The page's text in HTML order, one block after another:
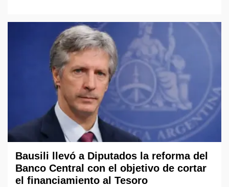
Bausili llevó a Diputados la reforma del
Banco Central con el objetivo de cortar
el financiamiento al Tesoro